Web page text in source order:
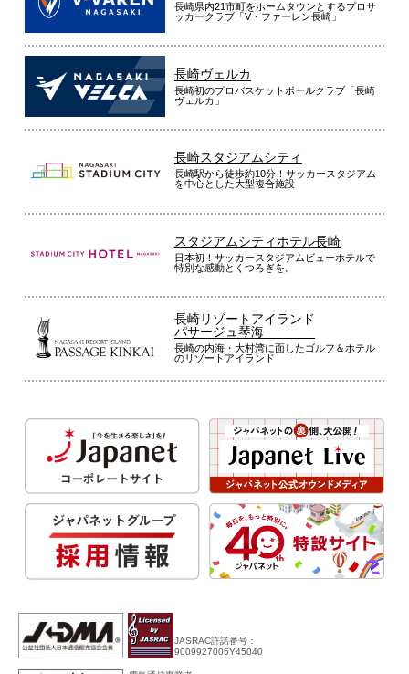
長崎県内21市町をホームタウンとするプロサ
ッカークラブ「V・ファーレン長崎」
長崎ヴェルカ
長崎初のプロバスケットボールクラブ「長崎
ヴェルカ」
長崎スタジアムシティ
長崎駅から徒歩約10分！サッカースタジアム
を中心とした大型複合施設
スタジアムシティホテル長崎
日本初！サッカースタジアムビューホテルで
特別な感動とくつろぎを。
長崎リゾートアイランド
パサージュ琴海
長崎の内海・大村湾に面したゴルフ＆ホテル
のリゾートアイランド
JASRAC許諾番号：
9009927005Y45040